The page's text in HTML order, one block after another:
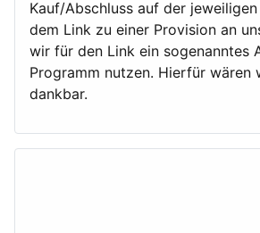
Kauf/Abschluss auf der
dem Link zu einer Provision an
wir für den Link ein sogenanntes
Programm nutzen. Hierfür wären
dankbar.